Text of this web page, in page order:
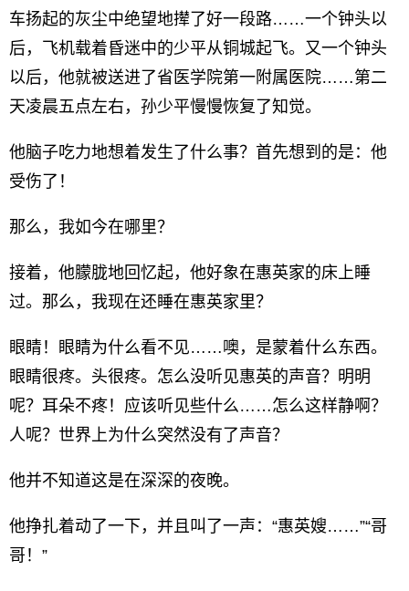
车扬起的灰尘中绝望地撵了好一段路……一个钟头以
后，飞机载着昏迷中的少平从铜城起飞。又一个钟头
以后，他就被送进了省医学院第一附属医院……第二
天凌晨五点左右，孙少平慢慢恢复了知觉。
他脑子吃力地想着发生了什么事？首先想到的是：他
受伤了！
那么，我如今在哪里？
接着，他朦胧地回忆起，他好象在惠英家的床上睡
过。那么，我现在还睡在惠英家里？
眼睛！眼睛为什么看不见……噢，是蒙着什么东西。
眼睛很疼。头很疼。怎么没听见惠英的声音？明明
呢？耳朵不疼！应该听见些什么……怎么这样静啊？
人呢？世界上为什么突然没有了声音？
他并不知道这是在深深的夜晚。
他挣扎着动了一下，并且叫了一声：“惠英嫂……”“哥
哥！”